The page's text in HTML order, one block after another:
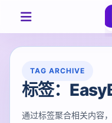
TAG ARCHIVE
标签：
通过标签聚合相关内容